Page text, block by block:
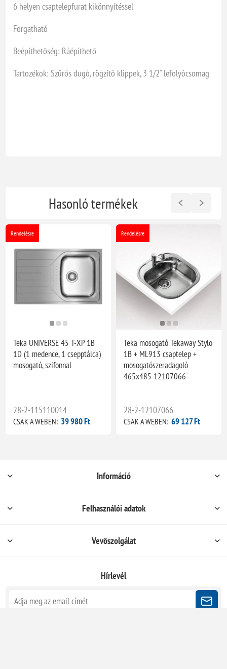
6 helyen csaptelepfurat kikönnyítéssel
Forgatható
Beépíthetőség: Ráépíthető
Tartozékok: Szűrős dugó, rögzítő klippek, 3 1/2" lefolyócsomag
Hasonló termékek
Rendelésre
Teka UNIVERSE 45 T-XP 1B
1D (1 medence, 1 csepptálca)
mosogató, szifonnal
28-2-115110014
CSAK A WEBEN: 39 980 Ft
Rendelésre
Teka mosogató Tekaway Stylo
1B + ML913 csaptelep +
mosogatószeradagoló
465x485 12107066
28-2-12107066
CSAK A WEBEN: 69 127 Ft
Információ
Felhasználói adatok
Vevőszolgálat
Hírlevél